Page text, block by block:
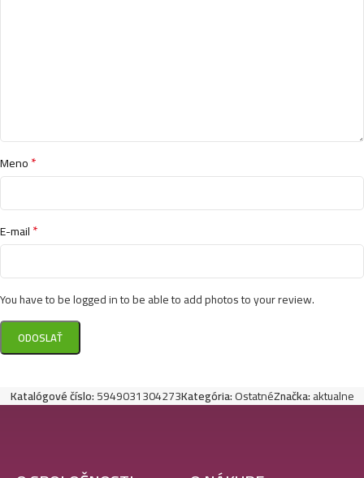
Meno*
E-mail*
You have to be logged in to be able to add photos to your review.
Katalógové číslo:5949031304273Kategória:OstatnéZnačka:aktualne